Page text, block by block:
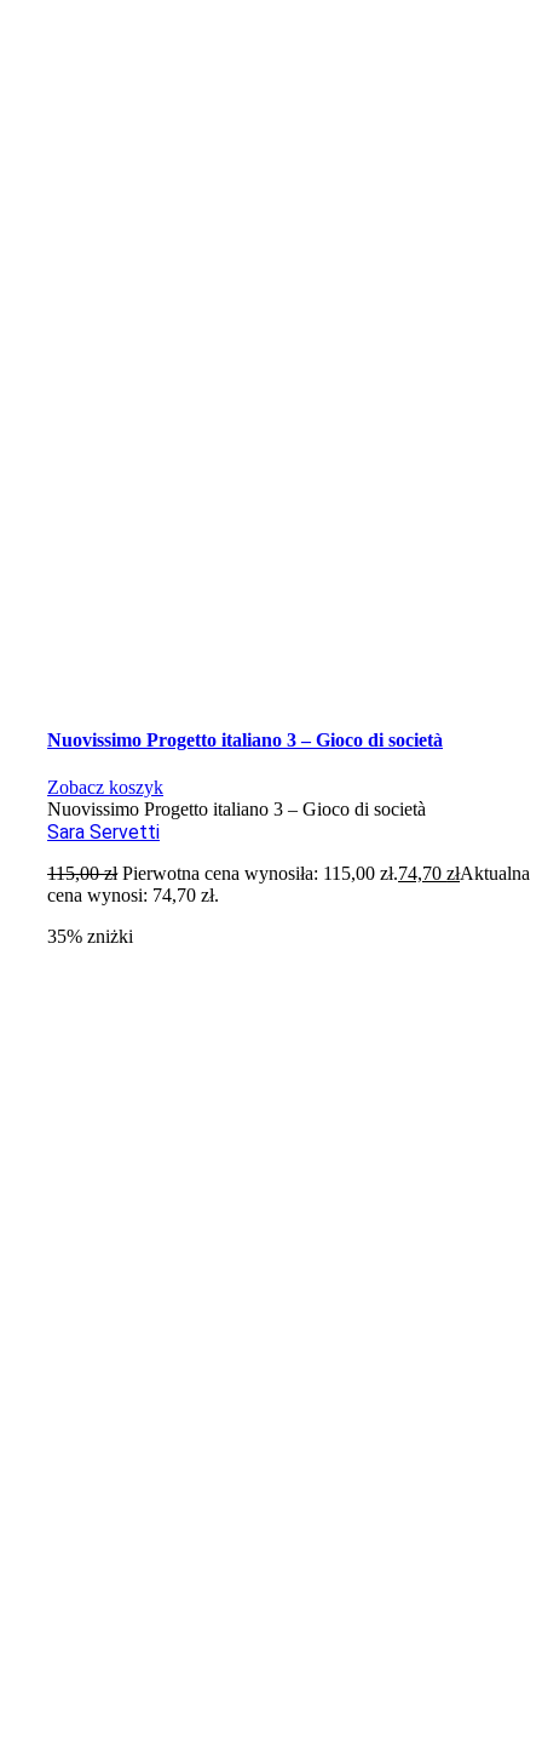
Nuovissimo Progetto italiano 3 – Gioco di società
Zobacz koszyk
Nuovissimo Progetto italiano 3 – Gioco di società
Sara Servetti
115,00zł Pierwotna cena wynosiła: 115,00 zł.74,70złAktualna
cena wynosi: 74,70 zł.
35% zniżki